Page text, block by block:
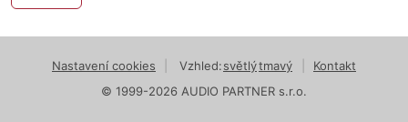
Nastavení cookies Vzhled:světlýtmavý
Kontakt
© 1999-2026 AUDIO PARTNER s.r.o.